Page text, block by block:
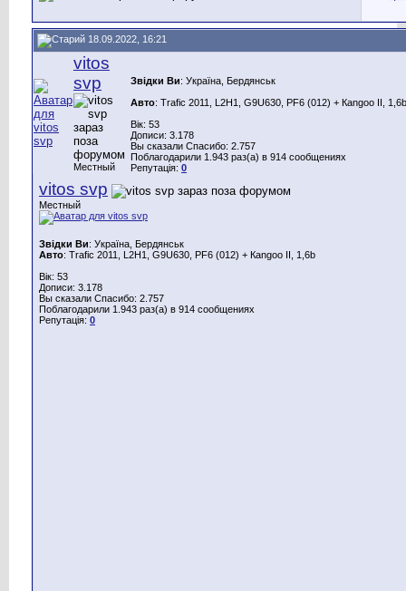
18.09.2022, 16:21
vitos
svp
Местный
Звідки Ви: Україна, Бердянськ
Авто: Trafic 2011, L2H1, G9U630, PF6 (012) + Каngoo II, 1,6b
Вік: 53
Дописи: 3.178
Вы сказали Спасибо: 2.757
Поблагодарили 1.943 раз(а) в 914 сообщениях
Репутація: 0
vitos svp
Местный
Звідки Ви: Україна, Бердянськ
Авто: Trafic 2011, L2H1, G9U630, PF6 (012) + Каngoo II, 1,6b
Вік: 53
Дописи: 3.178
Вы сказали Спасибо: 2.757
Поблагодарили 1.943 раз(а) в 914 сообщениях
Репутація: 0